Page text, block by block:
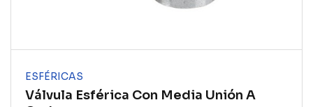
ESFÉRICAS
Válvula Esférica Con Media Unión A